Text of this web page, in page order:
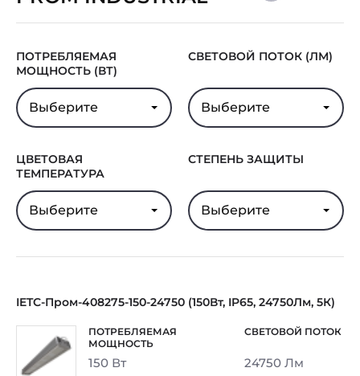
Срок службы
светодиодов
100000 ч.
В реестре Минпромторга
Нет
Гарантия
ПОТРЕБЛЯЕМАЯ
МОЩНОСТЬ (ВТ)
Выберите
СВЕТОВОЙ ПОТОК (ЛМ)
Выберите
ЦВЕТОВАЯ
ТЕМПЕРАТУРА
Выберите
СТЕПЕНЬ ЗАЩИТЫ
Выберите
IETC-Пром-408275-150-24750 (150Вт, IP65, 24750Лм, 5К)
150 Вт 24750 Лм